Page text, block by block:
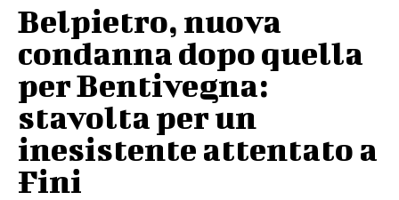
Belpietro, nuova
condanna dopo quella
per Bentivegna:
stavolta per un
inesistente attentato a
Fini